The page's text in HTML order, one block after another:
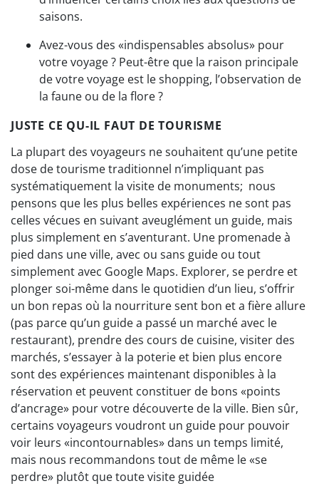
saisons.
Avez-vous des «indispensables absolus» pour
votre voyage ? Peut-être que la raison principale
de votre voyage est le shopping, l’observation de
la faune ou de la flore ?
JUSTE CE QU-IL FAUT DE TOURISME
La plupart des voyageurs ne souhaitent qu’une petite
dose de tourisme traditionnel n’impliquant pas
systématiquement la visite de monuments; nous
pensons que les plus belles expériences ne sont pas
celles vécues en suivant aveuglément un guide, mais
plus simplement en s’aventurant. Une promenade à
pied dans une ville, avec ou sans guide ou tout
simplement avec Google Maps. Explorer, se perdre et
plonger soi-même dans le quotidien d’un lieu, s’offrir
un bon repas où la nourriture sent bon et a fière allure
(pas parce qu’un guide a passé un marché avec le
restaurant), prendre des cours de cuisine, visiter des
marchés, s’essayer à la poterie et bien plus encore
sont des expériences maintenant disponibles à la
réservation et peuvent constituer de bons «points
d’ancrage» pour votre découverte de la ville. Bien sûr,
certains voyageurs voudront un guide pour pouvoir
voir leurs «incontournables» dans un temps limité,
mais nous recommandons tout de même le «se
perdre» plutôt que toute visite guidée